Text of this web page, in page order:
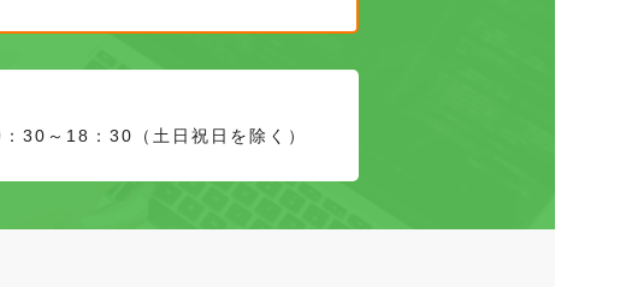
30～18：30（土日祝日を除く）